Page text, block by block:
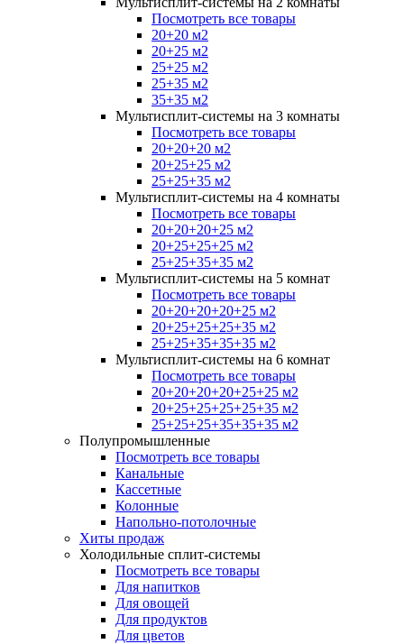
Посмотреть все товары
20+20 м2
20+25 м2
25+25 м2
25+35 м2
35+35 м2
Мультисплит-системы на 3 комнаты
Посмотреть все товары
20+20+20 м2
20+25+25 м2
25+25+35 м2
Мультисплит-системы на 4 комнаты
Посмотреть все товары
20+20+20+25 м2
20+25+25+25 м2
25+25+35+35 м2
Мультисплит-системы на 5 комнат
Посмотреть все товары
20+20+20+20+25 м2
20+25+25+25+35 м2
25+25+35+35+35 м2
Мультисплит-системы на 6 комнат
Посмотреть все товары
20+20+20+20+25+25 м2
20+25+25+25+25+35 м2
25+25+25+35+35+35 м2
Полупромышленные
Посмотреть все товары
Канальные
Кассетные
Колонные
Напольно-потолочные
Хиты продаж
Холодильные сплит-системы
Посмотреть все товары
Для напитков
Для овощей
Для продуктов
Для цветов